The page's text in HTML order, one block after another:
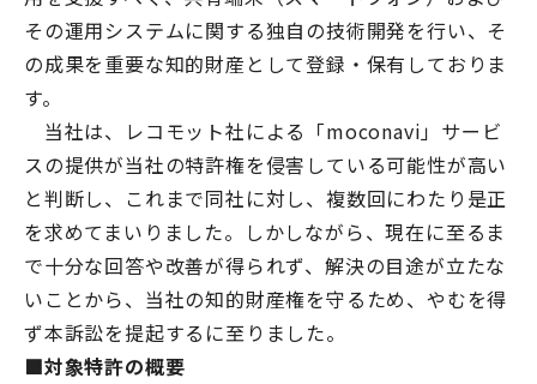
その運用システムに関する独自の技術開発を行い、そ
の成果を重要な知的財産として登録・保有しておりま
す。
当社は、レコモット社による「moconavi」サービ
スの提供が当社の特許権を侵害している可能性が高い
と判断し、これまで同社に対し、複数回にわたり是正
を求めてまいりました。しかしながら、現在に至るま
で十分な回答や改善が得られず、解決の目途が立たな
いことから、当社の知的財産権を守るため、やむを得
ず本訴訟を提起するに至りました。
■対象特許の概要